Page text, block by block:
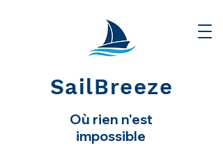
SailBreeze
Où rien n'est
impossible